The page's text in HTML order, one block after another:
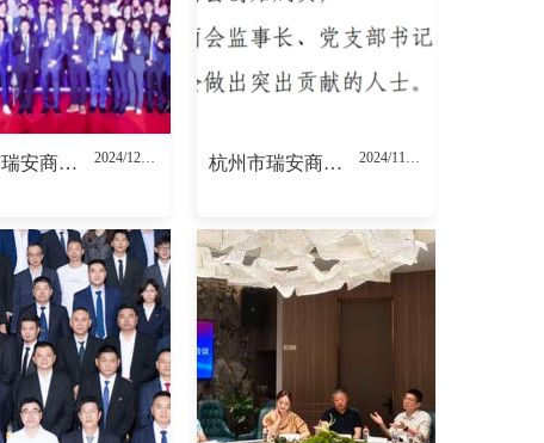
杭州市瑞安商会换届大会暨六届一次会员大会顺利召开！ 2024/12/04 杭州市瑞安商会关于荣誉顾问的产生办法